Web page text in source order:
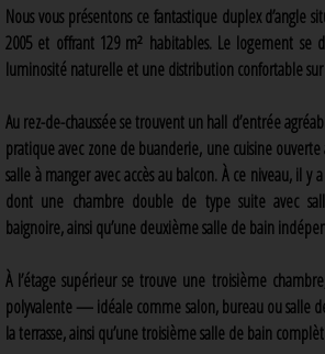
Nous vous présentons ce fantastique duplex d’angle
2005 et offrant 129 m² habitables. Le logement se
luminosité naturelle et une distribution confortable sur
Au rez-de-chaussée se trouvent un hall d’entrée
pratique avec zone de buanderie, une cuisine
salle à manger avec accès au balcon. À ce niveau, il y
dont une chambre double de type suite avec
baignoire, ainsi qu’une deuxième salle de bain
À l’étage supérieur se trouve une troisième
polyvalente — idéale comme salon, bureau ou salle
la terrasse, ainsi qu’une troisième salle de bain